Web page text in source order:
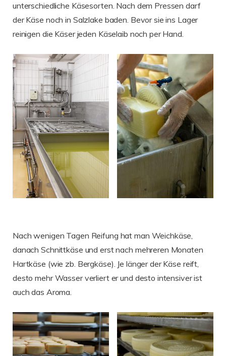
unterschiedliche Käsesorten. Nach dem Pressen darf
der Käse noch in Salzlake baden. Bevor sie ins Lager
reinigen die Käser jeden Käselaib noch per Hand.
Nach wenigen Tagen Reifung hat man Weichkäse,
danach Schnittkäse und erst nach mehreren Monaten
Hartkäse (wie zb. Bergkäse). Je länger der Käse reift,
desto mehr Wasser verliert er und desto intensiver ist
auch das Aroma.